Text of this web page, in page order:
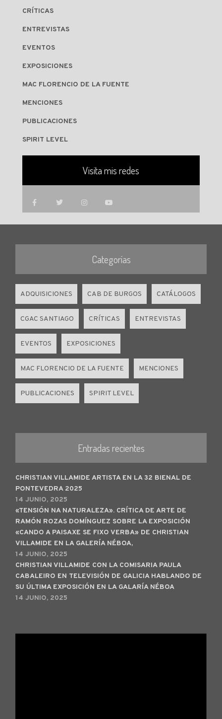
CRÍTICAS
ENTREVISTAS
EVENTOS
EXPOSICIONES
MAC FLORENCIO DE LA FUENTE
MENCIONES
PUBLICACIONES
SPIRIT LEVEL
Visita mis redes
Categorías
ADQUISICIONES CAB DE BURGOS CATÁLOGOS
CGAC SANTIAGO CRÍTICAS ENTREVISTAS
EVENTOS EXPOSICIONES
MAC FLORENCIO DE LA FUENTE MENCIONES
PUBLICACIONES SPIRIT LEVEL
Entradas recientes
CHRISTIAN VILLAMIDE ARTISTA EN LA 32 BIENAL DE
PONTEVEDRA 2025
14 JUNIO, 2025
«TENSIÓN NA NATURALEZA». CRÍTICA DE ARTE DE
RAMÓN ROZAS DOMÍNGUEZ SOBRE LA EXPOSICIÓN
«CANDO A PAISAXE SE FIXO VERBA» DE CHRISTIAN
VILLAMIDE EN LA GALERÍA NÉBOA,
14 JUNIO, 2025
CHRISTIAN VILLAMIDE CON LA COMISARIA PAULA
CABALEIRO EN TELEVISIÓN DE GALICIA HABLANDO DE
SU ÚLTIMA EXPOSICIÓN EN LA GALARÍA NÉBOA
14 JUNIO, 2025